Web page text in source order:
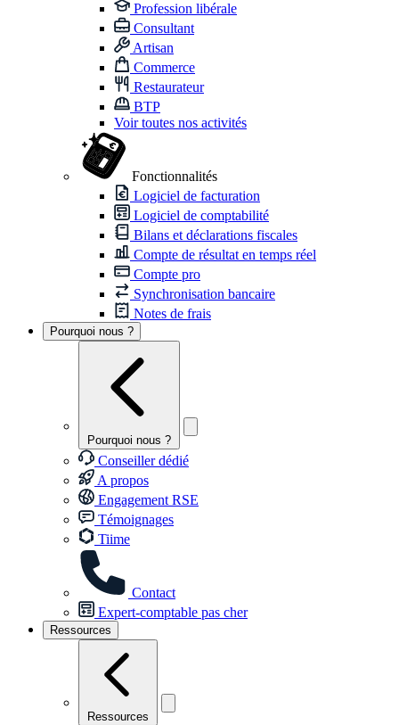
Profession libérale
Consultant
Artisan
Commerce
Restaurateur
BTP
Voir toutes nos activités
Fonctionnalités
Logiciel de facturation
Logiciel de comptabilité
Bilans et déclarations fiscales
Compte de résultat en temps réel
Compte pro
Synchronisation bancaire
Notes de frais
Pourquoi nous ?
Pourquoi nous ?
Conseiller dédié
A propos
Engagement RSE
Témoignages
Tiime
Contact
Expert-comptable pas cher
Ressources
Ressources